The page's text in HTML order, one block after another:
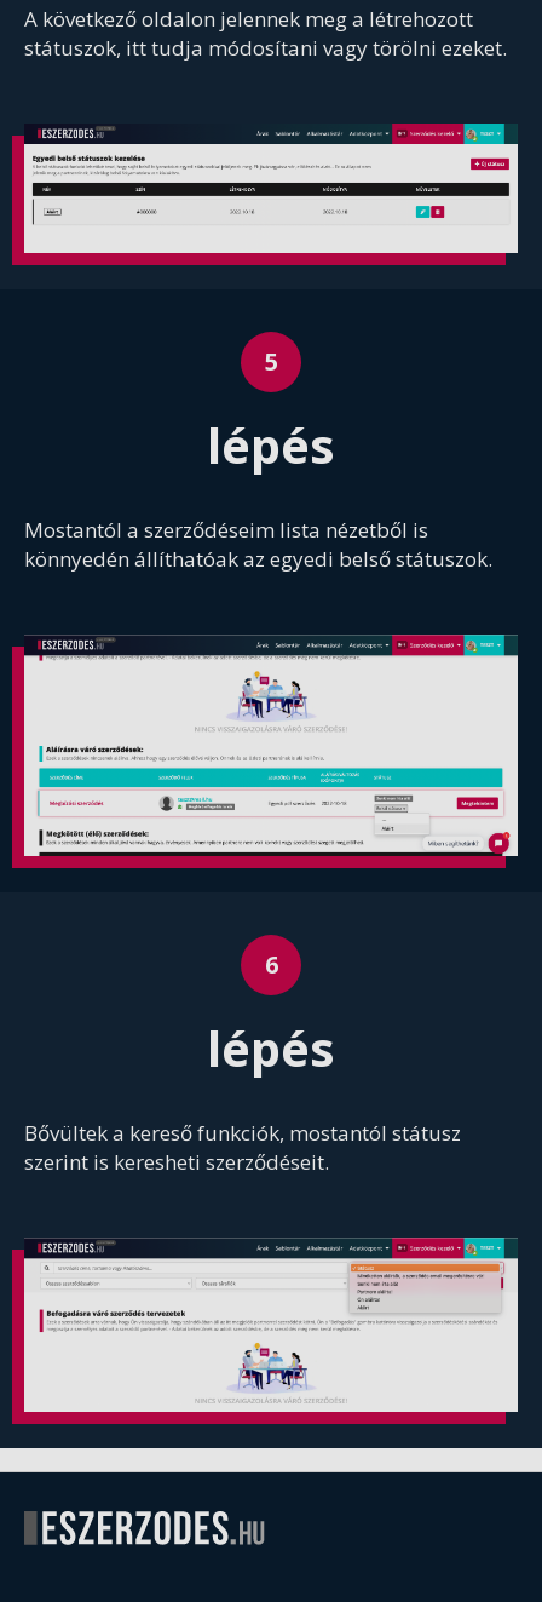
A következő oldalon jelennek meg a létrehozott
státuszok, itt tudja módosítani vagy törölni ezeket.
lépés
Mostantól a szerződéseim lista nézetből is
könnyedén állíthatóak az egyedi belső státuszok.
lépés
Bővültek a kereső funkciók, mostantól státusz
szerint is keresheti szerződéseit.